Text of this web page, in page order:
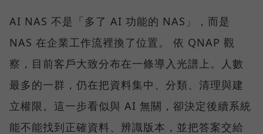
AI NAS 不是「多了 AI 功能的 NAS」，而是
NAS 在企業工作流裡換了位置。 依 QNAP 觀
察，目前客戶大致分布在一條導入光譜上。人數
最多的一群，仍在把資料集中、分類、清理與建
立權限。這一步看似與 AI 無關，卻決定後續系統
能不能找到正確資料、辨識版本，並把答案交給